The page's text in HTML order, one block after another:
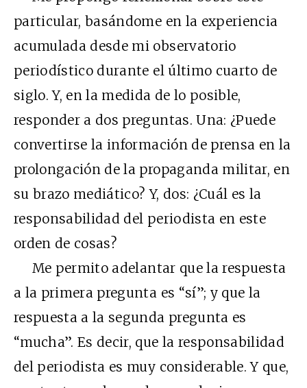
particular, basándome en la experiencia
acumulada desde mi observatorio
periodístico durante el último cuarto de
siglo. Y, en la medida de lo posible,
responder a dos preguntas. Una: ¿Puede
convertirse la información de prensa en la
prolongación de la propaganda militar, en
su brazo mediático? Y, dos: ¿Cuál es la
responsabilidad del periodista en este
orden de cosas?
Me permito adelantar que la respuesta
a la primera pregunta es “sí”; y que la
respuesta a la segunda pregunta es
“mucha”. Es decir, que la responsabilidad
del periodista es muy considerable. Y que,